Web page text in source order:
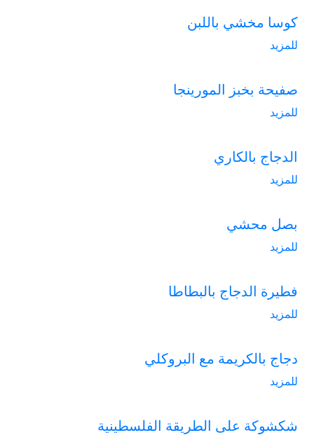
كوسا مخشي باللبن
للمزيد
صفيحة بخبز المورينجا
للمزيد
الدجاج بالكاري
للمزيد
بصل محشي
للمزيد
فطيرة الدجاج بالبطاطا
للمزيد
دجاج بالكريمة مع البروكلي
للمزيد
شكشوكة على الطريقة الفلسطينية